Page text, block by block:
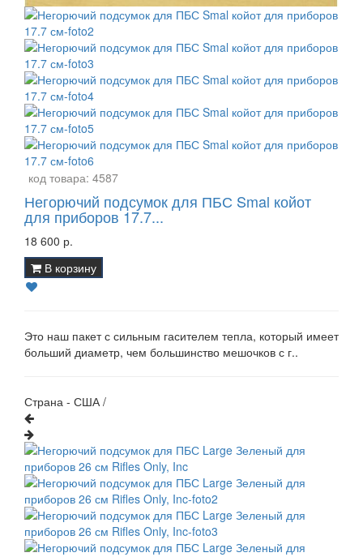
код товара: 4587
Негорючий подсумок для ПБС Smal койот
для приборов 17.7...
18 600 р.
В корзину
Это наш пакет с сильным гасителем тепла, который имеет
больший диаметр, чем большинство мешочков с г..
Страна - США /